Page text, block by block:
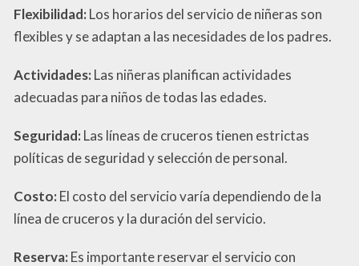
Flexibilidad: Los horarios del servicio de niñeras son
flexibles y se adaptan a las necesidades de los padres.
Actividades: Las niñeras planifican actividades
adecuadas para niños de todas las edades.
Seguridad: Las líneas de cruceros tienen estrictas
políticas de seguridad y selección de personal.
Costo: El costo del servicio varía dependiendo de la
línea de cruceros y la duración del servicio.
Reserva: Es importante reservar el servicio con